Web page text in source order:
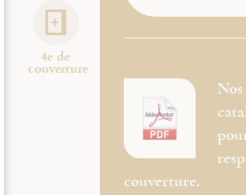
4e de
couverture
couverture.